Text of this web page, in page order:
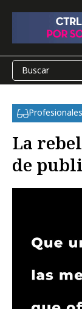
Profesionales
La
de